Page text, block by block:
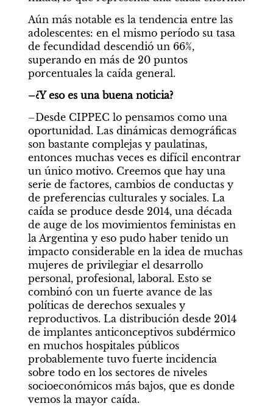
Aún más notable es la tendencia entre las
adolescentes: en el mismo período su tasa
de fecundidad descendió un 66%,
superando en más de 20 puntos
porcentuales la caída general.
–¿Y eso es una buena noticia?
–Desde CIPPEC lo pensamos como una
oportunidad. Las dinámicas demográficas
son bastante complejas y paulatinas,
entonces muchas veces es difícil encontrar
un único motivo. Creemos que hay una
serie de factores, cambios de conductas y
de preferencias culturales y sociales. La
caída se produce desde 2014, una década
de auge de los movimientos feministas en
la Argentina y eso pudo haber tenido un
impacto considerable en la idea de muchas
mujeres de privilegiar el desarrollo
personal, profesional, laboral. Esto se
combinó con un fuerte avance de las
políticas de derechos sexuales y
reproductivos. La distribución desde 2014
de implantes anticonceptivos subdérmico
en muchos hospitales públicos
probablemente tuvo fuerte incidencia
sobre todo en los sectores de niveles
socioeconómicos más bajos, que es donde
vemos la mayor caída.